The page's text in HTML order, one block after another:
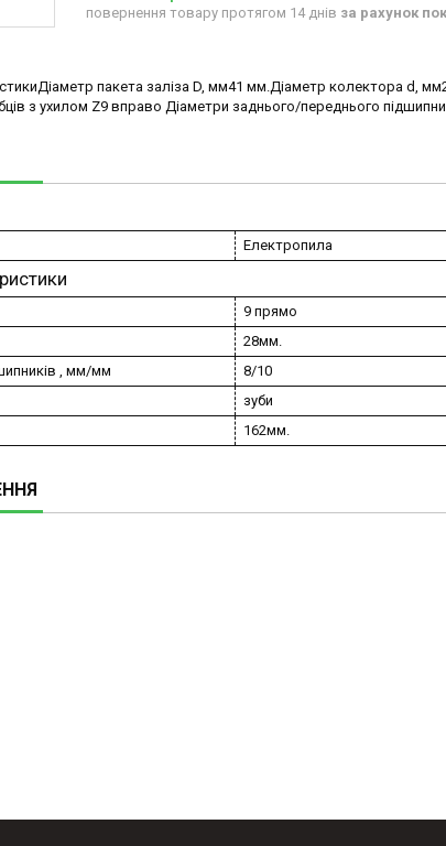
повернення товару протягом 14 днів за рахунок
пакета заліза D, мм41 мм.Діаметр колектора d,
з ухилом Z9 вправо Діаметри заднього/переднього
Електропила
9 прямо
28мм.
, мм/мм
8/10
зуби
162мм.